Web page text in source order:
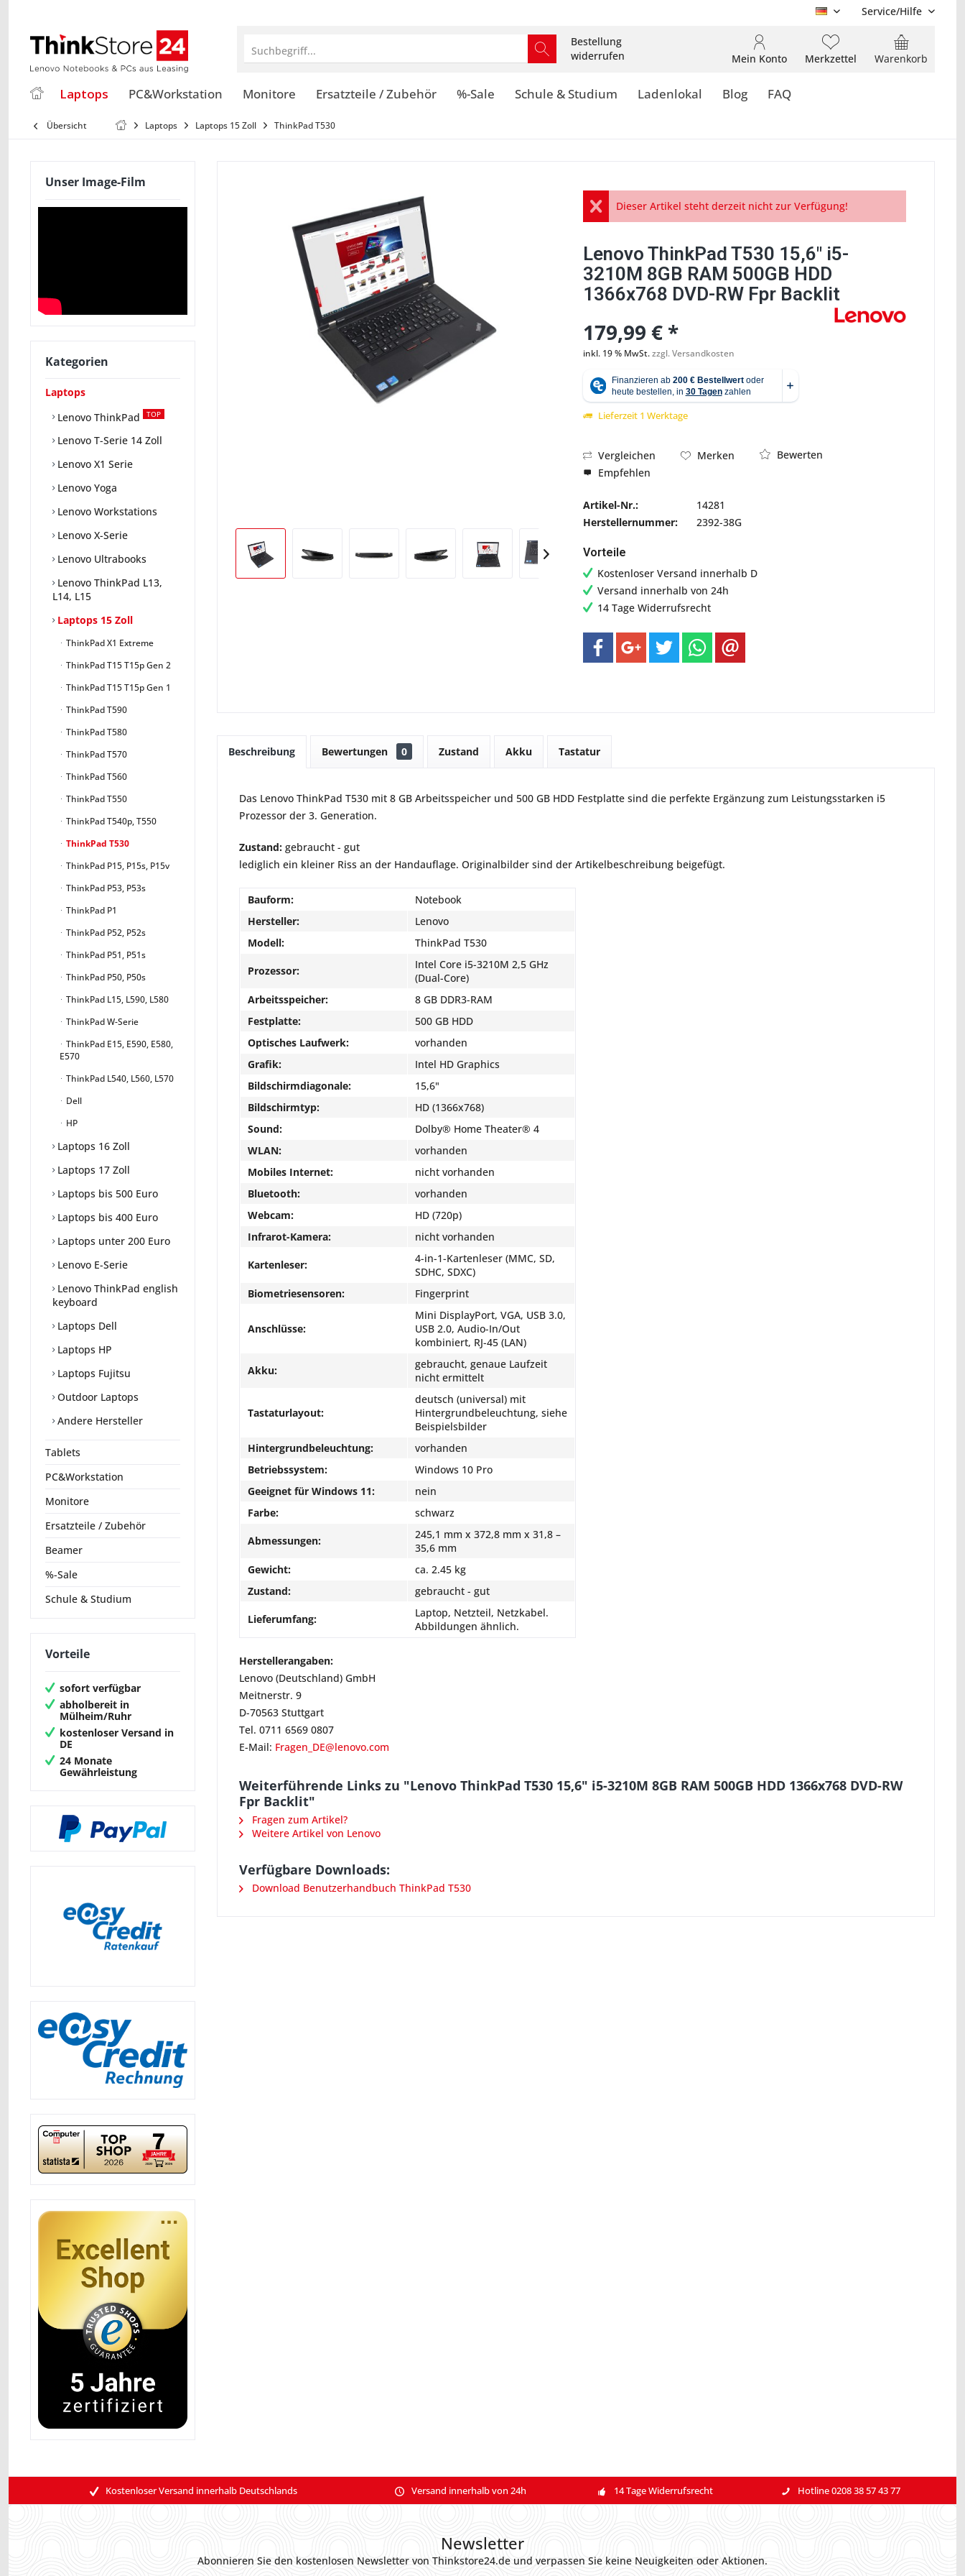
DE Service/Hilfe
Suchbegriff...
Bestellung
widerrufen
Warenkorb
Merkzettel
Mein Konto
Laptops PC&Workstation Monitore Ersatzteile / Zubehör %-Sale Schule & Studium Ladenlokal Blog FAQ
Übersicht Laptops Laptops 15 Zoll ThinkPad T530
Unser Image-Film
Kategorien
Laptops
Lenovo ThinkPad
TOP
Lenovo T-Serie 14 Zoll
Lenovo X1 Serie
Lenovo Yoga
Lenovo Workstations
Lenovo X-Serie
Lenovo Ultrabooks
Lenovo ThinkPad L13,
L14, L15
Laptops 15 Zoll
ThinkPad X1 Extreme
ThinkPad T15 T15p Gen 2
ThinkPad T15 T15p Gen 1
ThinkPad T590
ThinkPad T580
ThinkPad T570
ThinkPad T560
ThinkPad T550
ThinkPad T540p, T550
ThinkPad T530
ThinkPad P15, P15s, P15v
ThinkPad P53, P53s
ThinkPad P1
ThinkPad P52, P52s
ThinkPad P51, P51s
ThinkPad P50, P50s
ThinkPad L15, L590, L580
ThinkPad W-Serie
ThinkPad E15, E590, E580,
E570
ThinkPad L540, L560, L570
Dell
HP
Laptops 16 Zoll
Laptops 17 Zoll
Laptops bis 500 Euro
Laptops bis 400 Euro
Laptops unter 200 Euro
Lenovo E-Serie
Lenovo ThinkPad english
keyboard
Laptops Dell
Laptops HP
Laptops Fujitsu
Outdoor Laptops
Andere Hersteller
Tablets
PC&Workstation
Monitore
Ersatzteile / Zubehör
Beamer
%-Sale
Schule & Studium
Vorteile
sofort verfügbar
abholbereit in
Mülheim/Ruhr
kostenloser Versand in
DE
24 Monate
Gewährleistung
Abbildung ähnlich
Dieser Artikel steht derzeit nicht zur Verfügung!
Lenovo ThinkPad T530 15,6" i5-
3210M 8GB RAM 500GB HDD
1366x768 DVD-RW Fpr Backlit
179,99 € *
inkl. 19 % MwSt.zzgl. Versandkosten
Lieferzeit 1 Werktage
Vergleichen Merken
Bewerten
Empfehlen
Artikel-Nr.:
14281
Herstellernummer:
2392-38G
Vorteile
Kostenloser Versand innerhalb D
Versand innerhalb von 24h
14 Tage Widerrufsrecht
Beschreibung Bewertungen 0 Zustand Akku Tastatur
Das Lenovo ThinkPad T530 mit 8 GB Arbeitsspeicher und 500 GB HDD Festplatte sind die perfekte Ergänzung zum Leistungsstarken i5
Prozessor der 3. Generation.
Zustand: gebraucht - gut
lediglich ein kleiner Riss an der Handauflage. Originalbilder sind der Artikelbeschreibung beigefügt.
Bauform:
Notebook
Hersteller:
Lenovo
Modell:
ThinkPad T530
Prozessor:
Intel Core i5-3210M 2,5 GHz
(Dual-Core)
Arbeitsspeicher:
8 GB DDR3-RAM
Festplatte:
500 GB HDD
Optisches Laufwerk:
vorhanden
Grafik:
Intel HD Graphics
Bildschirmdiagonale:
15,6"
Bildschirmtyp:
HD (1366x768)
Sound:
Dolby® Home Theater® 4
WLAN:
vorhanden
Mobiles Internet:
nicht vorhanden
Bluetooth:
vorhanden
Webcam:
HD (720p)
Infrarot-Kamera:
nicht vorhanden
Kartenleser:
4-in-1-Kartenleser (MMC, SD,
SDHC, SDXC)
Biometriesensoren:
Fingerprint
Anschlüsse:
Mini DisplayPort, VGA, USB 3.0,
USB 2.0, Audio-In/Out
kombiniert, RJ-45 (LAN)
Akku:
gebraucht, genaue Laufzeit
nicht ermittelt
Tastaturlayout:
deutsch (universal) mit
Hintergrundbeleuchtung, siehe
Beispielsbilder
Hintergrundbeleuchtung:
vorhanden
Betriebssystem:
Windows 10 Pro
Geeignet für Windows 11:
nein
Farbe:
schwarz
Abmessungen:
245,1 mm x 372,8 mm x 31,8 –
35,6 mm
Gewicht:
ca. 2.45 kg
Zustand:
gebraucht - gut
Lieferumfang:
Laptop, Netzteil, Netzkabel.
Abbildungen ähnlich.
Herstellerangaben:
Lenovo (Deutschland) GmbH
Meitnerstr. 9
D-70563 Stuttgart
Tel. 0711 6569 0807
E-Mail: Fragen_DE@lenovo.com
Weiterführende Links zu "Lenovo ThinkPad T530 15,6" i5-3210M 8GB RAM 500GB HDD 1366x768 DVD-RW
Fpr Backlit"
Fragen zum Artikel?
Weitere Artikel von Lenovo
Verfügbare Downloads:
Download Benutzerhandbuch ThinkPad T530
Kostenloser Versand innerhalb Deutschlands Versand innerhalb von 24h 14 Tage Widerrufsrecht Hotline 0208 38 57 43 77
Newsletter
Abonnieren Sie den kostenlosen Newsletter von Thinkstore24.de und verpassen Sie keine Neuigkeiten oder Aktionen.